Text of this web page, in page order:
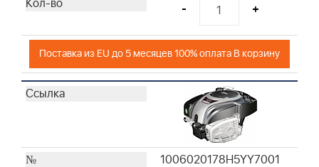
- +
Поставка из EU до 5 месяцев 100% оплата В корзину
1006020178H5YY7001